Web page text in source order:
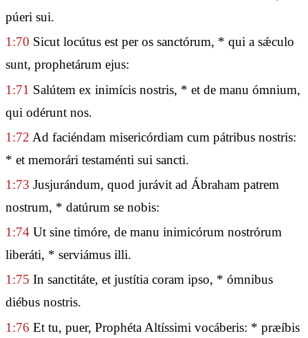
púeri sui.
1:70 Sicut locútus est per os sanctórum, * qui a sǽculo
sunt, prophetárum ejus:
1:71 Salútem ex inimícis nostris, * et de manu ómnium,
qui odérunt nos.
1:72 Ad faciéndam misericórdiam cum pátribus nostris:
* et memorári testaménti sui sancti.
1:73 Jusjurándum, quod jurávit ad Ábraham patrem
nostrum, * datúrum se nobis:
1:74 Ut sine timóre, de manu inimicórum nostrórum
liberáti, * serviámus illi.
1:75 In sanctitáte, et justítia coram ipso, * ómnibus
diébus nostris.
1:76 Et tu, puer, Prophéta Altíssimi vocáberis: * præíbis